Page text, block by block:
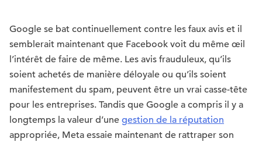
Google se bat continuellement contre les faux avis et il
semblerait maintenant que Facebook voit du même œil
l’intérêt de faire de même. Les avis frauduleux, qu’ils
soient achetés de manière déloyale ou qu’ils soient
manifestement du spam, peuvent être un vrai casse-tête
pour les entreprises. Tandis que Google a compris il y a
longtemps la valeur d’une gestion de la réputation
appropriée, Meta essaie maintenant de rattraper son